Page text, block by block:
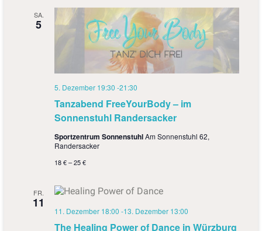
SA.
5
Tanzabend FreeYourBody – im
Sonnenstuhl Randersacker
5. Dezember 19:30 -21:30
Sportzentrum SonnenstuhlAm Sonnenstuhl 62,
Randersacker
18 € – 25 €
FR.
11
The Healing Power of Dance in Würzburg
11. Dezember 18:00 -13. Dezember 13:00